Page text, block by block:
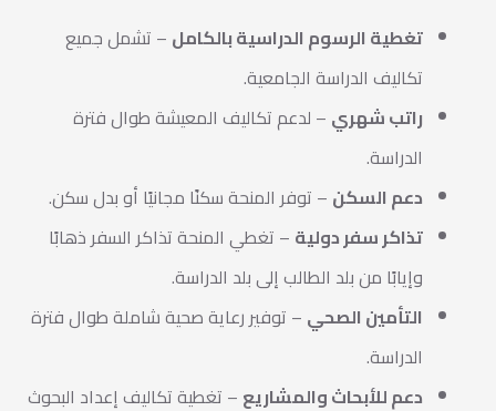
تغطية الرسوم الدراسية بالكامل – تشمل جميع
تكاليف الدراسة الجامعية.
راتب شهري – لدعم تكاليف المعيشة طوال فترة
الدراسة.
دعم السكن – توفر المنحة سكنًا مجانيًا أو بدل سكن.
تذاكر سفر دولية – تغطي المنحة تذاكر السفر ذهابًا
وإيابًا من بلد الطالب إلى بلد الدراسة.
التأمين الصحي – توفير رعاية صحية شاملة طوال فترة
الدراسة.
دعم للأبحاث والمشاريع – تغطية تكاليف إعداد البحوث